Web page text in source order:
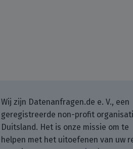
Wij zijn Datenanfragen.de e. V., een
geregistreerde non-profit
Duitsland. Het is onze missie om te
helpen met het uitoefenen van uw